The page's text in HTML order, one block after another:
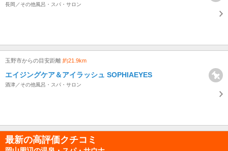
長岡／その他風呂・スパ・サロン
玉野市からの目安距離 約21.9km
エイジングケア＆アイラッシュ SOPHIAEYES
酒津／その他風呂・スパ・サロン
最新の高評価クチコミ